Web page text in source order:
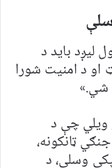
لیږد باید د
او د امنیت شورا
شي.»
ویلي چې د
ټانکونه،
وسلې، د